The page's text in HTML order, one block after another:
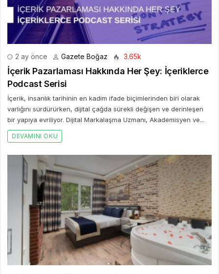
2 ay önce Gazete Boğaz 3.65k
İçerik Pazarlaması Hakkında Her Şey: İçeriklerce
Podcast Serisi
İçerik, insanlık tarihinin en kadim ifade biçimlerinden biri olarak
varlığını sürdürürken, dijital çağda sürekli değişen ve derinleşen
bir yapıya evriliyor. Dijital Markalaşma Uzmanı, Akademisyen ve...
DEVAMINI OKU